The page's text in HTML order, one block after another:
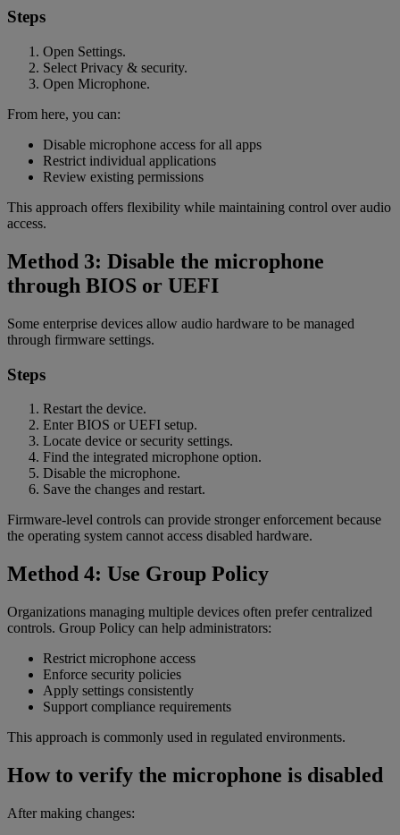
Steps
Open Settings.
Select Privacy & security.
Open Microphone.
From here, you can:
Disable microphone access for all apps
Restrict individual applications
Review existing permissions
This approach offers flexibility while maintaining control over audio
access.
Method 3: Disable the microphone
through BIOS or UEFI
Some enterprise devices allow audio hardware to be managed
through firmware settings.
Steps
Restart the device.
Enter BIOS or UEFI setup.
Locate device or security settings.
Find the integrated microphone option.
Disable the microphone.
Save the changes and restart.
Firmware-level controls can provide stronger enforcement because
the operating system cannot access disabled hardware.
Method 4: Use Group Policy
Organizations managing multiple devices often prefer centralized
controls. Group Policy can help administrators:
Restrict microphone access
Enforce security policies
Apply settings consistently
Support compliance requirements
This approach is commonly used in regulated environments.
How to verify the microphone is disabled
After making changes: